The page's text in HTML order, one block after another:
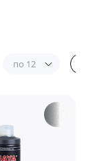
по 12